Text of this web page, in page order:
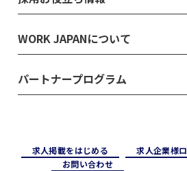
WORK JAPANについて
パートナープログラム
求⼈掲載をはじめる 求⼈企業様
お問い合わせ